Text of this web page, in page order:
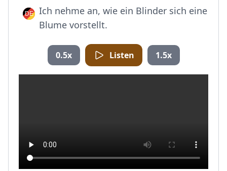
Ich nehme an, wie ein Blinder sich eine
Blume vorstellt.
0.5x Listen 1.5x